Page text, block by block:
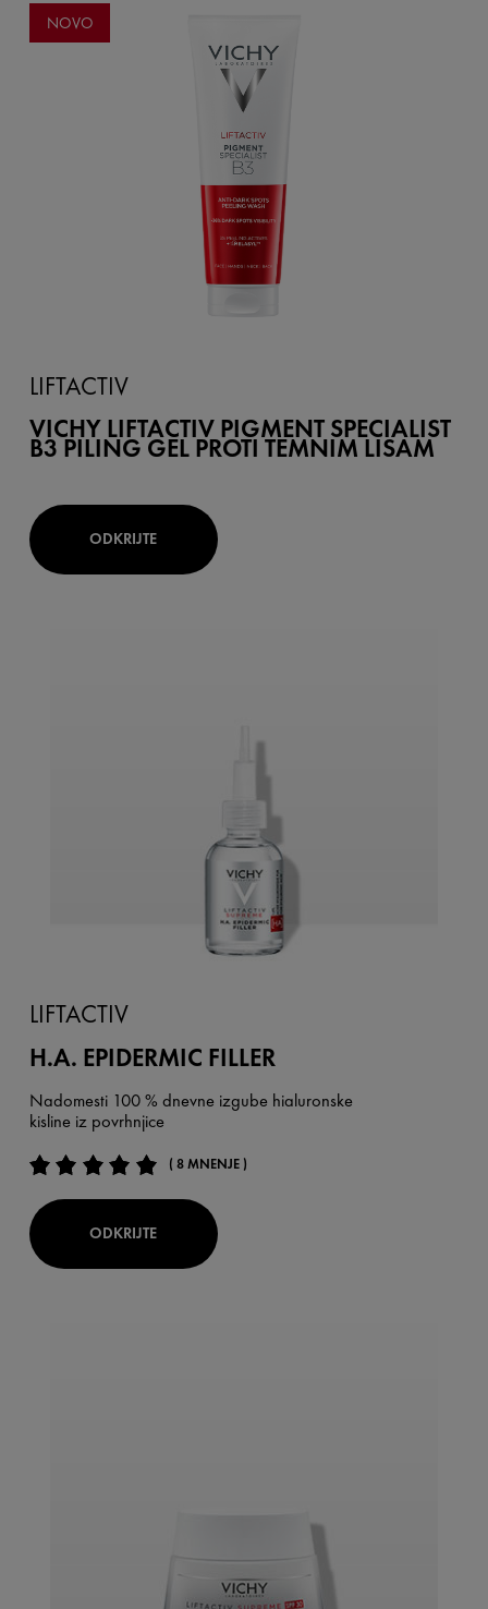
NOVO
LIFTACTIV
VICHY LIFTACTIV PIGMENT SPECIALIST
B3 PILING GEL PROTI TEMNIM LISAM
ODKRIJTE
LIFTACTIV
H.A. EPIDERMIC FILLER
Nadomesti 100 % dnevne izgube hialuronske
kisline iz povrhnjice
( 8 MNENJE )
ODKRIJTE